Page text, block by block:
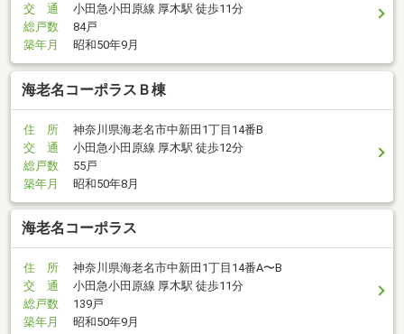
交 通
小田急小田原線 厚木駅 徒歩11分
総戸数
84戸
築年月
昭和50年9月
海老名コーポラスＢ棟
住 所
神奈川県海老名市中新田1丁目14番B
交 通
小田急小田原線 厚木駅 徒歩12分
総戸数
55戸
築年月
昭和50年8月
海老名コーポラス
住 所
神奈川県海老名市中新田1丁目14番A〜B
交 通
小田急小田原線 厚木駅 徒歩11分
総戸数
139戸
築年月
昭和50年9月